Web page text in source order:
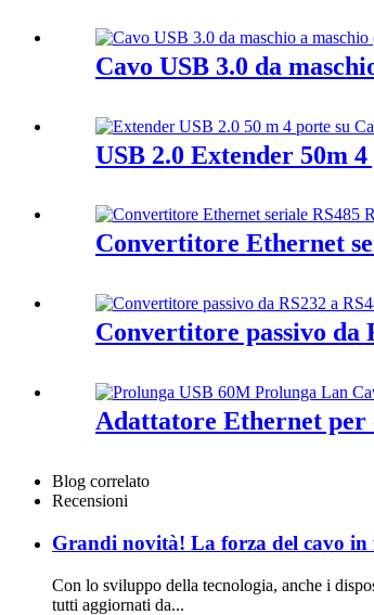
Cavo USB 3.0 da
USB 2.0 Extender 50m
Convertitore Ethernet
Convertitore passivo da
Adattatore Ethernet per
Blog correlato
Recensioni
Grandi novità! La forza del cavo
Con lo sviluppo della tecnologia, anche i
tutti aggiornati da...